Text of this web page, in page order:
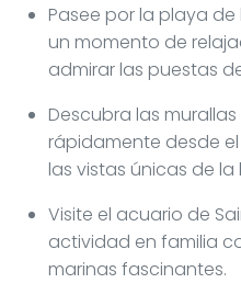
Pasee por la playa de
un momento de
admirar las puestas
Descubra las
rápidamente desde
las vistas únicas de
Visite el acuario de
actividad en familia
marinas fascinantes.